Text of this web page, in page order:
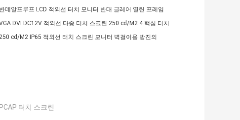
반데알프루프 LCD 적외선 터치 모니터 반대 글레어 열린 프레임
DVI DC12V 적외선 다중 터치 스크린 250 cd/M2 4 핵심 터치
cd/M2 IP65 적외선 터치 스크린 모니터 벽걸이용 방진의
PCAP 터치 스크린